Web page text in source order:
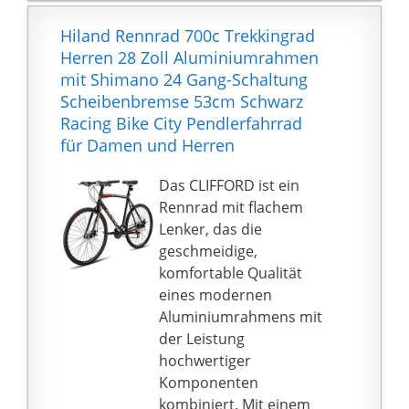
Die fahrfertige
Endmontage ist von
einer fachkundigen
Person durchzuführen.
Aufgrund der Größe
der Pakte werden die
Spedition ausgeliefert,
Packstationen oder
Postfilialen können
nicht beliefert werden.
Die Lieferzeit beträgt in
der Regel 3-5 Werktage.
🚲 PREMIUM QUALITÄT:
Mit der optimierten
Kettenschaltung erlebst
Du einen optimalen
Fahrkomfort, dank
einer sauberen und
sanften Übersetzung.
unabhängig von der
Wetterlage garantiert
ans Ziel. Zudem
bekommst Du von uns
Werkzeug als Zubehör
für eine schnelle
Anbringung dazu.
🚲 EINZIGARTIGES
DESIGN: Die LICORNE
BIKES können nicht nur
mit Ihren inneren
Hiland Rennrad 700c Trekkingrad
Herren 28 Zoll Aluminiumrahmen
mit Shimano 24 Gang-Schaltung
Scheibenbremse 53cm Schwarz
Racing Bike City Pendlerfahrrad
für Damen und Herren
Das CLIFFORD ist ein
Rennrad mit flachem
Lenker, das die
geschmeidige,
komfortable Qualität
eines modernen
Aluminiumrahmens mit
der Leistung
hochwertiger
Komponenten
kombiniert. Mit einem